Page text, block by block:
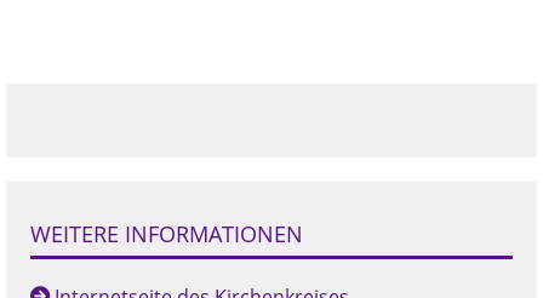
WEITERE INFORMATIONEN